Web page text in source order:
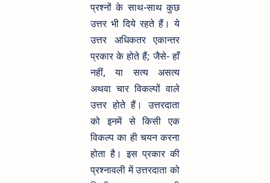
प्रश्नों के साथ-साथ कुछ
उत्तर भी दिये रहते हैं। ये
उत्तर अधिकतर एकान्तर
प्रकार के होते हैं; जैसे- हाँ
नहीं, या सत्य असत्य
अथवा चार विकल्पों वाले
उत्तर होते हैं। उत्तरदाता
को इनमें से किसी एक
विकल्प का ही चयन करना
होता है। इस प्रकार की
प्रश्नावली में उत्तरदाता को